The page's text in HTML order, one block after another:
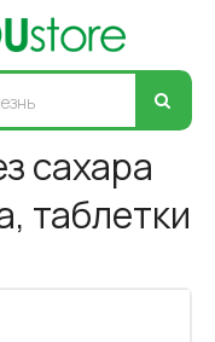
сахара
таблетки